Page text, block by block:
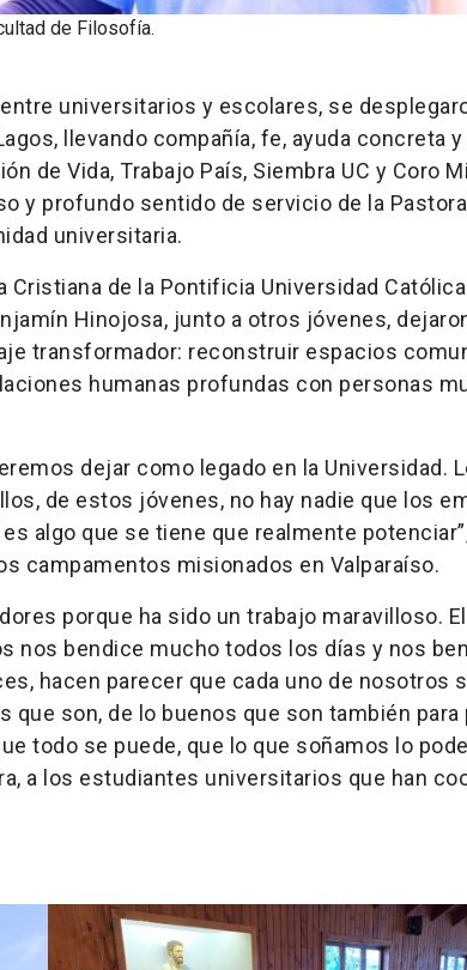
de Filosofía.
universitarios y escolares, se
llevando compañía, fe, ayuda concreta y
de Vida, Trabajo País, Siembra UC y Coro
y profundo sentido de servicio de la
universitaria.
de la Pontificia Universidad
Hinojosa, junto a otros jóvenes,
transformador: reconstruir espacios
humanas profundas con personas
dejar como legado en la Universidad.
de estos jóvenes, no hay nadie que los
algo que se tiene que realmente
campamentos misionados en Valparaíso.
porque ha sido un trabajo maravilloso.
nos bendice mucho todos los días y nos
hacen parecer que cada uno de nosotros
que son, de lo buenos que son también para
todo se puede, que lo que soñamos lo
a los estudiantes universitarios que han